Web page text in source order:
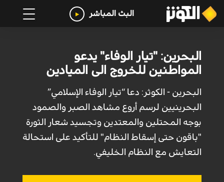
البث المباشر
البحرين: "تيار الوفاء" يدعو
المواطنين للخروج الى الميادين
البحرين - الكوثر: دعا “تيار الوفاء الإسلامي”
البحرينيين لرسم أروع مشاهد الصبر والصمود
بوجه المحتلين والمعتدين وتجسيد شعار الثورة
"باقون حتى إسقاط النظام" للتأكيد على استحالة
التعايش مع النظام الخليفي.